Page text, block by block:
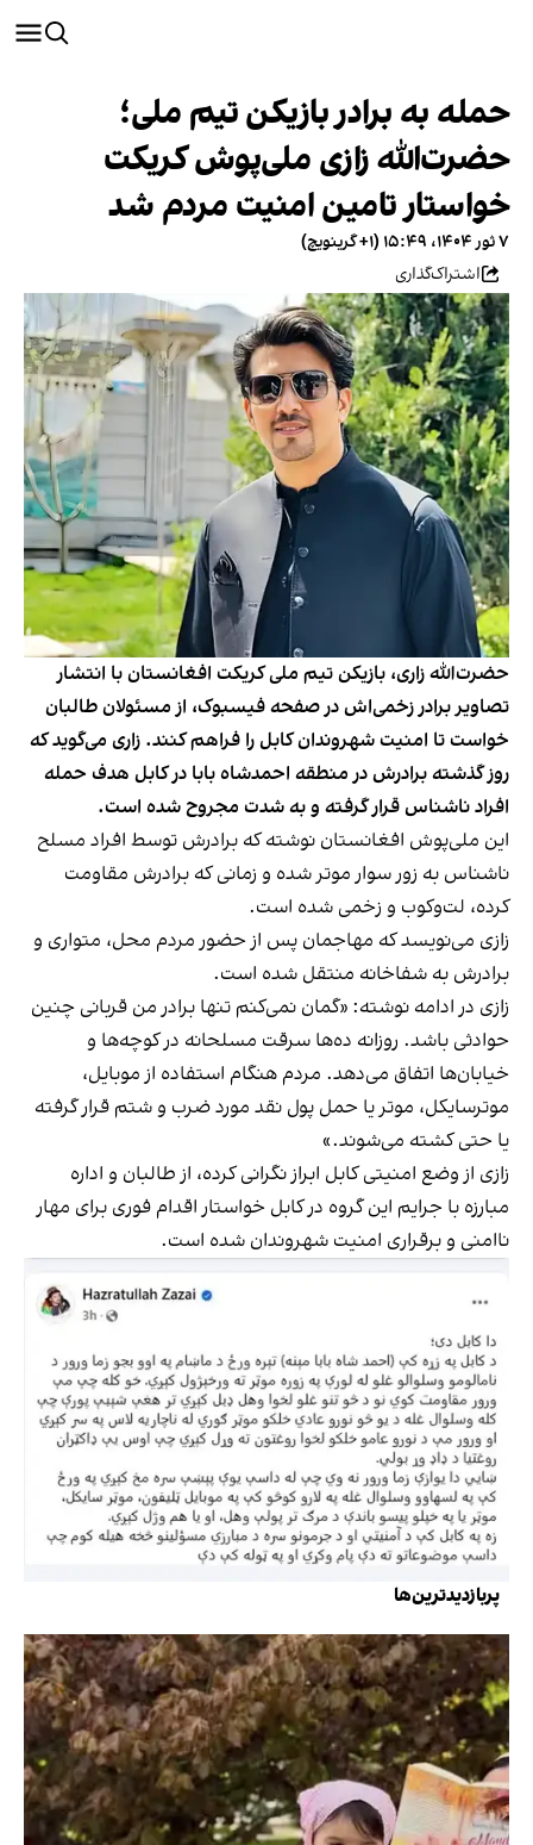
حمله به برادر بازیکن تیم ملی؛
حضرت‌الله زازی ملی‌پوش کریکت
خواستار تامین امنیت مردم شد
۷ ثور ۱۴۰۴، ۱۵:۴۹ (‎+۱ گرینویچ)
اشتراک‌گذاری
حضرت‌الله زاری، بازیکن تیم ملی کریکت افغانستان با انتشار
تصاویر برادر زخمی‌‌اش در صفحه فیسبوک، از مسئولان طالبان
خواست تا امنیت شهروندان کابل را فراهم کنند. زاری می‌گوید که
روز گذشته برادرش در منطقه احمدشاه بابا در کابل هدف حمله
افراد ناشناس قرار گرفته و به شدت مجروح شده است.
این ملی‌پوش افغانستان نوشته که برادرش توسط افراد مسلح
ناشناس به زور سوار موتر شده و زمانی که برادرش مقاومت
کرده، لت‌وکوب و زخمی شده است.
زازی می‌نویسد که مهاجمان پس از حضور مردم محل، متواری و
برادرش به شفاخانه منتقل شده است.
زازی در ادامه نوشته: «گمان نمی‌کنم تنها برادر من قربانی چنین
حوادثی باشد. روزانه ده‌ها سرقت مسلحانه در کوچه‌ها و
خیابان‌ها اتفاق می‌دهد. مردم هنگام استفاده از موبایل،
موترسایکل، موتر یا حمل پول نقد مورد ضرب و شتم قرار گرفته
یا حتی کشته می‌شوند.»
زازی از وضع امنیتی کابل ابراز نگرانی کرده، از طالبان و اداره
مبارزه با جرایم این گروه در کابل خواستار اقدام فوری برای مهار
ناامنی و برقراری امنیت شهروندان شده است.
پربازدیدترین‌ها